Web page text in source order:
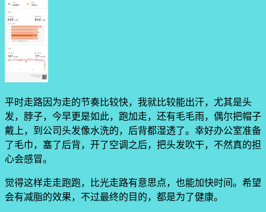
平时走路因为走的节奏比较快，我就比较能出汗，尤其是头
发，脖子，今早更是如此，跑加走，还有毛毛雨，偶尔把帽子
戴上，到公司头发像水洗的，后背都湿透了。幸好办公室准备
了毛巾，塞了后背，开了空调之后，把头发吹干，不然真的担
心会感冒。
觉得这样走走跑跑，比光走路有意思点，也能加快时间。希望
会有减脂的效果，不过最终的目的，都是为了健康。